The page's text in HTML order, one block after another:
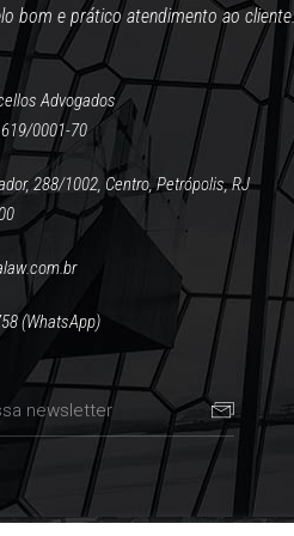
bom e prático atendimento ao
Advogados
0001-70
288/1002, Centro, Petrópolis, RJ
(WhatsApp)